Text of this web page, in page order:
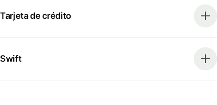
Tarjeta de crédito
Swift